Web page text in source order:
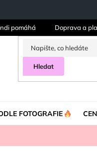
pomáhá Doprava a
Hledat
FOTOGRAFIE